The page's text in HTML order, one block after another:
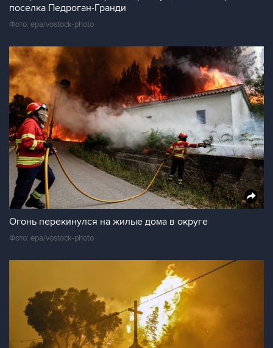
поселка Педроган-Гранди
Фото: epa/vostock-photo
Огонь перекинулся на жилые дома в округе
Фото: epa/vostock-photo